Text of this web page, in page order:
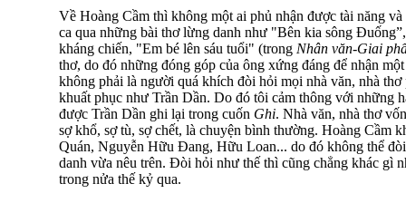
Về Hoàng Cầm thì không một ai phủ nhận được tài năng
ca qua những bài thơ lừng danh như "Bên kia sông
kháng chiến, "Em bé lên sáu tuổi" (trong Nhân văn-Giai
thơ, do đó những đóng góp của ông xứng đáng để nhận
không phải là người quá khích đòi hỏi mọi nhà văn, nhà
khuất phục như Trần Dần. Do đó tôi cảm thông với những
được Trần Dần ghi lại trong cuốn Ghi. Nhà văn, nhà thơ
sợ khổ, sợ tù, sợ chết, là chuyện bình thường. Hoàng Cầm
Quán, Nguyễn Hữu Đang, Hữu Loan... do đó không thể
danh vừa nêu trên. Đòi hỏi như thế thì cũng chẳng khác gì
trong nửa thế kỷ qua.